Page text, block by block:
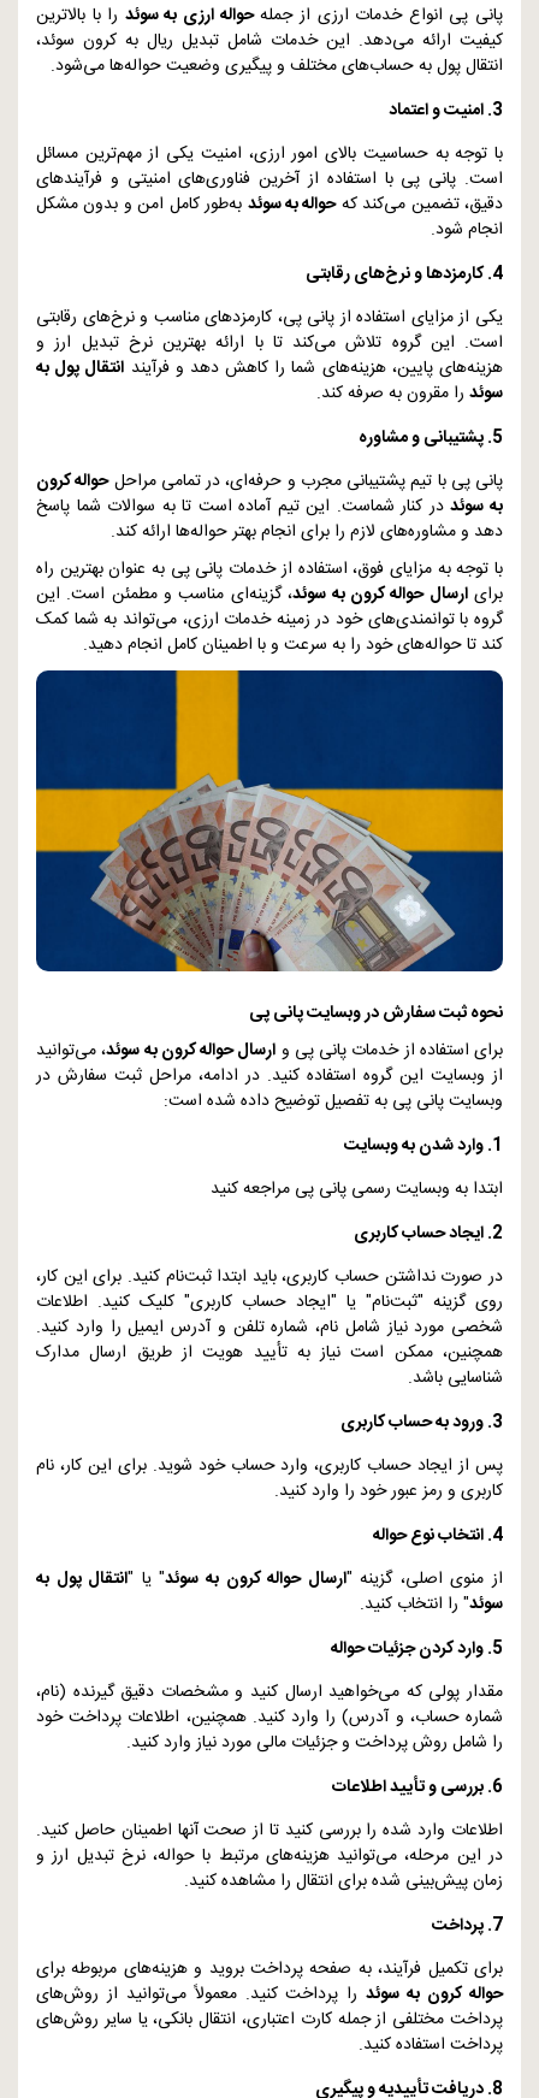
پانی پی انواع خدمات ارزی از جملهحواله ارزی به سوئد را با بالاترین
کیفیت ارائه می‌دهد. این خدمات شامل تبدیل ریال به کرون سوئد،
انتقال پول به حساب‌های مختلف و پیگیری وضعیت حواله‌ها می‌شود.
3. امنیت و اعتماد
با توجه به حساسیت بالای امور ارزی، امنیت یکی از مهم‌ترین مسائل
است. پانی پی با استفاده از آخرین فناوری‌های امنیتی و فرآیندهای
دقیق، تضمین می‌کند کهحواله به سوئد به‌طور کامل امن و بدون مشکل
انجام شود.
4. کارمزدها و نرخ‌های رقابتی
یکی از مزایای استفاده از پانی پی، کارمزدهای مناسب و نرخ‌های رقابتی
است. این گروه تلاش می‌کند تا با ارائه بهترین نرخ تبدیل ارز و
هزینه‌های پایین، هزینه‌های شما را کاهش دهد و فرآیند انتقال پول به
سوئد را مقرون به صرفه کند.
5. پشتیبانی و مشاوره
پانی پی با تیم پشتیبانی مجرب و حرفه‌ای، در تمامی مراحلحواله کرون
به سوئددر کنار شماست. این تیم آماده است تا به سوالات شما پاسخ
دهد و مشاوره‌های لازم را برای انجام بهتر حواله‌ها ارائه کند.
با توجه به مزایای فوق، استفاده از خدمات پانی پی به عنوان بهترین راه
برایارسال حواله کرون به سوئد، گزینه‌ای مناسب و مطمئن است. این
گروه با توانمندی‌های خود در زمینه خدمات ارزی، می‌تواند به شما کمک
کند تا حواله‌های خود را به سرعت و با اطمینان کامل انجام دهید.
نحوه ثبت سفارش در وبسایت پانی پی
برای استفاده از خدمات پانی پی و ارسال حواله کرون به سوئد، می‌توانید
از وبسایت این گروه استفاده کنید. در ادامه، مراحل ثبت سفارش در
وبسایت پانی پی به تفصیل توضیح داده شده است:
1. وارد شدن به وبسایت
ابتدا به وبسایت رسمی پانی پی مراجعه کنید
2. ایجاد حساب کاربری
در صورت نداشتن حساب کاربری، باید ابتدا ثبت‌نام کنید. برای این کار،
روی گزینه "ثبت‌نام" یا "ایجاد حساب کاربری" کلیک کنید. اطلاعات
شخصی مورد نیاز شامل نام، شماره تلفن و آدرس ایمیل را وارد کنید.
همچنین، ممکن است نیاز به تأیید هویت از طریق ارسال مدارک
شناسایی باشد.
3. ورود به حساب کاربری
پس از ایجاد حساب کاربری، وارد حساب خود شوید. برای این کار، نام
کاربری و رمز عبور خود را وارد کنید.
4. انتخاب نوع حواله
از منوی اصلی، گزینه "ارسال حواله کرون به سوئد" یا "انتقال پول به
سوئد" را انتخاب کنید.
5. وارد کردن جزئیات حواله
مقدار پولی که می‌خواهید ارسال کنید و مشخصات دقیق گیرنده (نام،
شماره حساب، و آدرس) را وارد کنید. همچنین، اطلاعات پرداخت خود
را شامل روش پرداخت و جزئیات مالی مورد نیاز وارد کنید.
6. بررسی و تأیید اطلاعات
اطلاعات وارد شده را بررسی کنید تا از صحت آنها اطمینان حاصل کنید.
در این مرحله، می‌توانید هزینه‌های مرتبط با حواله، نرخ تبدیل ارز و
زمان پیش‌بینی شده برای انتقال را مشاهده کنید.
7. پرداخت
برای تکمیل فرآیند، به صفحه پرداخت بروید و هزینه‌های مربوطه برای
حواله کرون به سوئدرا پرداخت کنید. معمولاً می‌توانید از روش‌های
پرداخت مختلفی از جمله کارت اعتباری، انتقال بانکی، یا سایر روش‌های
پرداخت استفاده کنید.
8. دریافت تأییدیه و پیگیری